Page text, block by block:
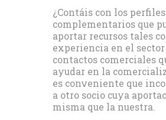
¿Contáis con los perfiles
complementarios que
aportar recursos tales
experiencia en el sector
contactos comerciales
ayudar en la
es conveniente que
a otro socio cuya
misma que la nuestra.